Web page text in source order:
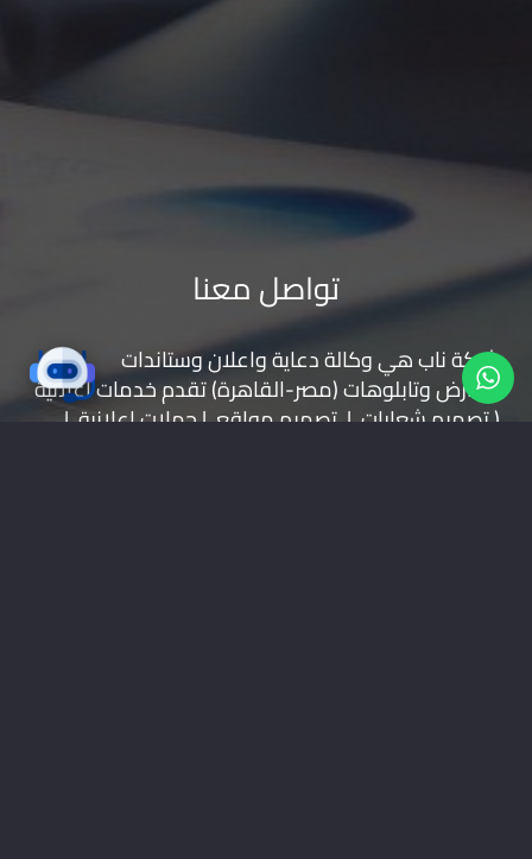
تواصل معنا
شركة ناب هي وكالة دعاية واعلان وستاندات
معارضوتابلوهات(مصر-القاهرة) تقدم خدمات اعلانية
( تصميم شعارات | تصميم مواقع | حملات اعلانية |